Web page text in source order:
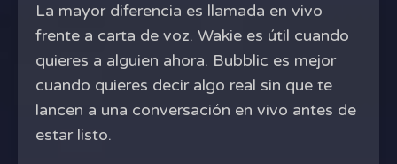
La mayor diferencia es llamada en vivo
frente a carta de voz. Wakie es útil cuando
quieres a alguien ahora. Bubblic es mejor
cuando quieres decir algo real sin que te
lancen a una conversación en vivo antes de
estar listo.